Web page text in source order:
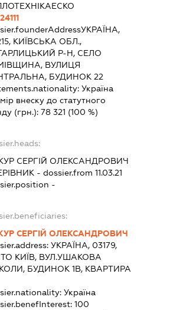
УКРАЇНА,
КИЇВСЬКА ОБЛ.,
Р-Н, СЕЛО
ВУЛИЦЯ
БУДИНОК 22
Україна
внеску до статутного
(грн.):78 321 (100 %)
СЕРГІЙ ОЛЕКСАНДРОВИЧ
- dossier.from 11.03.21
-
СЕРГІЙ ОЛЕКСАНДРОВИЧ
УКРАЇНА, 03179,
КИЇВ, ВУЛ.УШАКОВА
БУДИНОК 1В, КВАРТИРА
Україна
100